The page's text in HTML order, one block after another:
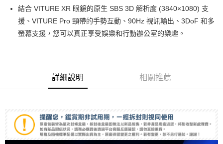
台新國際商業銀行
中國信託商業銀行
台灣樂天信用卡公司
元大商業銀行
玉山商業銀行
星展（台灣）商業銀行
台新國際商業銀行
中國信託商業銀行
台灣樂天信用卡公司
聯邦商業銀行
遠東國際商業銀行
元大商業銀行
永豐商業銀行
玉山商業銀行
星展（台灣）商業銀行
台新國際商業銀行
中國信託商業銀行
悠遊付
Google Pay
【關於「AFTEE先享後付」】
AFTEE先享後付是「在收到商品之後才付款」的支付方式。 讓您購物簡單
便利好安心！
ATM付款
結合 VITURE XR 眼鏡的原生 SBS 3D 解析度 (3840×1080) 支
援、VITURE Pro 頸帶的手勢互動、90Hz 視訊輸出、3DoF 和多
螢幕支援，您可以真正享受娛樂和行動辦公室的樂趣。
詳細說明 相關推薦